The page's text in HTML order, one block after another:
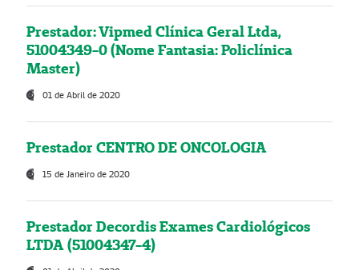
Prestador: Vipmed Clínica Geral Ltda,
51004349-0 (Nome Fantasia: Policlínica
Master)
01 de Abril de 2020
Prestador CENTRO DE ONCOLOGIA
15 de Janeiro de 2020
Prestador Decordis Exames Cardiológicos
LTDA (51004347-4)